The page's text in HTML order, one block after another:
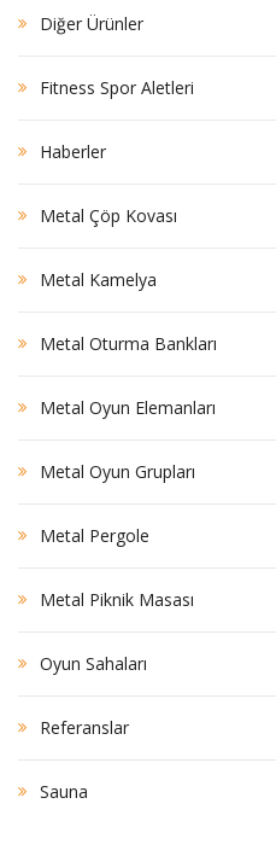
Diğer Ürünler
Fitness Spor Aletleri
Haberler
Metal Çöp Kovası
Metal Kamelya
Metal Oturma Bankları
Metal Oyun Elemanları
Metal Oyun Grupları
Metal Pergole
Metal Piknik Masası
Oyun Sahaları
Referanslar
Sauna